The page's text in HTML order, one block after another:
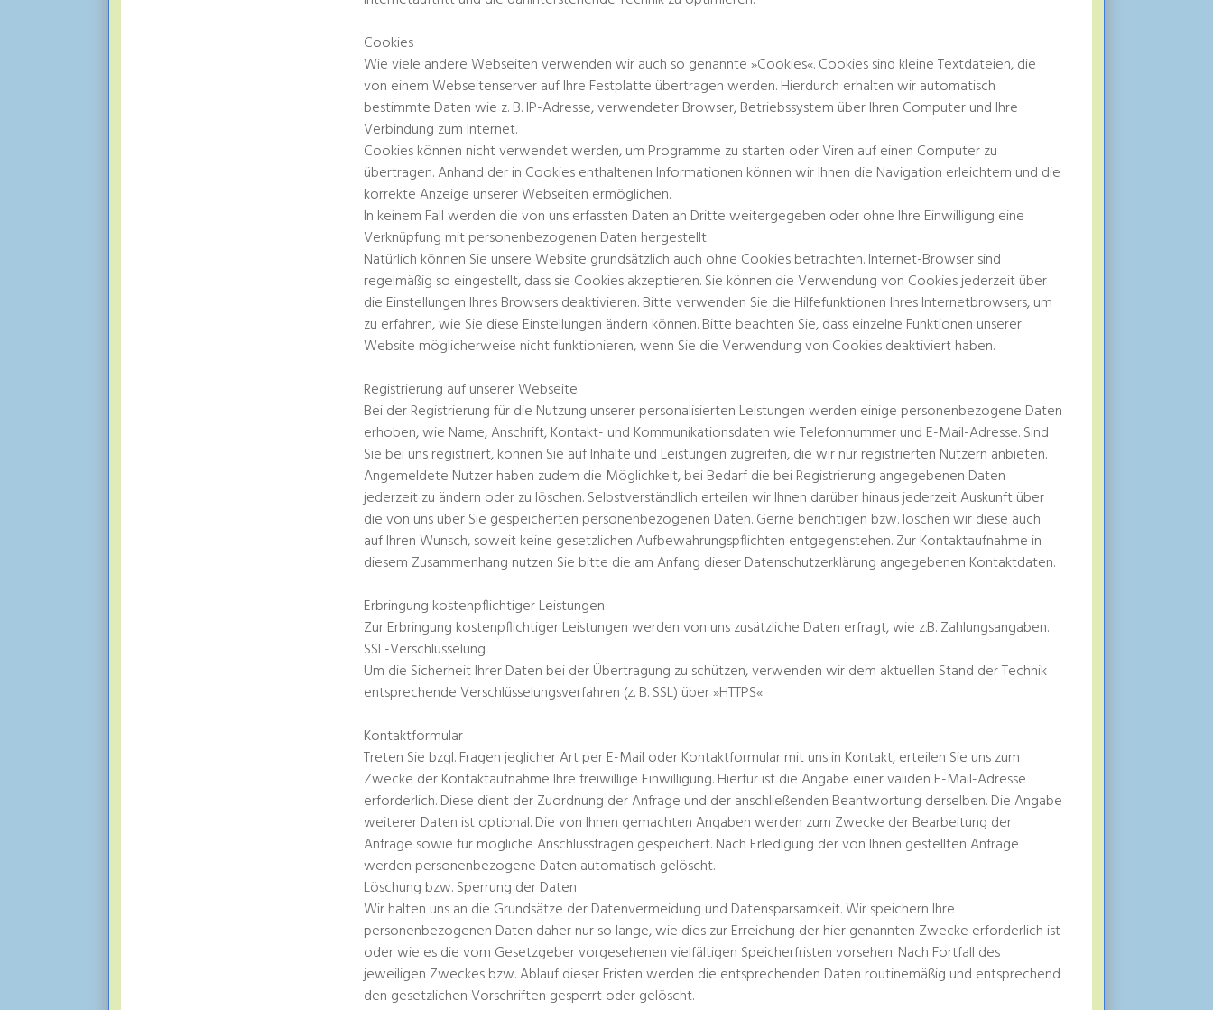
Cookies
Wie viele andere Webseiten verwenden wir auch so genannte »Cookies«. Cookies sind kleine Textdateien, die
von einem Webseitenserver auf Ihre Festplatte übertragen werden. Hierdurch erhalten wir automatisch
bestimmte Daten wie z. B. IP-Adresse, verwendeter Browser, Betriebssystem über Ihren Computer und Ihre
Verbindung zum Internet.
Cookies können nicht verwendet werden, um Programme zu starten oder Viren auf einen Computer zu
übertragen. Anhand der in Cookies enthaltenen Informationen können wir Ihnen die Navigation erleichtern und die
korrekte Anzeige unserer Webseiten ermöglichen.
In keinem Fall werden die von uns erfassten Daten an Dritte weitergegeben oder ohne Ihre Einwilligung eine
Verknüpfung mit personenbezogenen Daten hergestellt.
Natürlich können Sie unsere Website grundsätzlich auch ohne Cookies betrachten. Internet-Browser sind
regelmäßig so eingestellt, dass sie Cookies akzeptieren. Sie können die Verwendung von Cookies jederzeit über
die Einstellungen Ihres Browsers deaktivieren. Bitte verwenden Sie die Hilfefunktionen Ihres Internetbrowsers, um
zu erfahren, wie Sie diese Einstellungen ändern können. Bitte beachten Sie, dass einzelne Funktionen unserer
Website möglicherweise nicht funktionieren, wenn Sie die Verwendung von Cookies deaktiviert haben.
Registrierung auf unserer Webseite
Bei der Registrierung für die Nutzung unserer personalisierten Leistungen werden einige personenbezogene Daten
erhoben, wie Name, Anschrift, Kontakt- und Kommunikationsdaten wie Telefonnummer und E-Mail-Adresse. Sind
Sie bei uns registriert, können Sie auf Inhalte und Leistungen zugreifen, die wir nur registrierten Nutzern anbieten.
Angemeldete Nutzer haben zudem die Möglichkeit, bei Bedarf die bei Registrierung angegebenen Daten
jederzeit zu ändern oder zu löschen. Selbstverständlich erteilen wir Ihnen darüber hinaus jederzeit Auskunft über
die von uns über Sie gespeicherten personenbezogenen Daten. Gerne berichtigen bzw. löschen wir diese auch
auf Ihren Wunsch, soweit keine gesetzlichen Aufbewahrungspflichten entgegenstehen. Zur Kontaktaufnahme in
diesem Zusammenhang nutzen Sie bitte die am Anfang dieser Datenschutzerklärung angegebenen Kontaktdaten.
Erbringung kostenpflichtiger Leistungen
Zur Erbringung kostenpflichtiger Leistungen werden von uns zusätzliche Daten erfragt, wie z.B. Zahlungsangaben.
SSL-Verschlüsselung
Um die Sicherheit Ihrer Daten bei der Übertragung zu schützen, verwenden wir dem aktuellen Stand der Technik
entsprechende Verschlüsselungsverfahren (z. B. SSL) über »HTTPS«.
Kontaktformular
Treten Sie bzgl. Fragen jeglicher Art per E-Mail oder Kontaktformular mit uns in Kontakt, erteilen Sie uns zum
Zwecke der Kontaktaufnahme Ihre freiwillige Einwilligung. Hierfür ist die Angabe einer validen E-Mail-Adresse
erforderlich. Diese dient der Zuordnung der Anfrage und der anschließenden Beantwortung derselben. Die Angabe
weiterer Daten ist optional. Die von Ihnen gemachten Angaben werden zum Zwecke der Bearbeitung der
Anfrage sowie für mögliche Anschlussfragen gespeichert. Nach Erledigung der von Ihnen gestellten Anfrage
werden personenbezogene Daten automatisch gelöscht.
Löschung bzw. Sperrung der Daten
Wir halten uns an die Grundsätze der Datenvermeidung und Datensparsamkeit. Wir speichern Ihre
personenbezogenen Daten daher nur so lange, wie dies zur Erreichung der hier genannten Zwecke erforderlich ist
oder wie es die vom Gesetzgeber vorgesehenen vielfältigen Speicherfristen vorsehen. Nach Fortfall des
jeweiligen Zweckes bzw. Ablauf dieser Fristen werden die entsprechenden Daten routinemäßig und entsprechend
den gesetzlichen Vorschriften gesperrt oder gelöscht.